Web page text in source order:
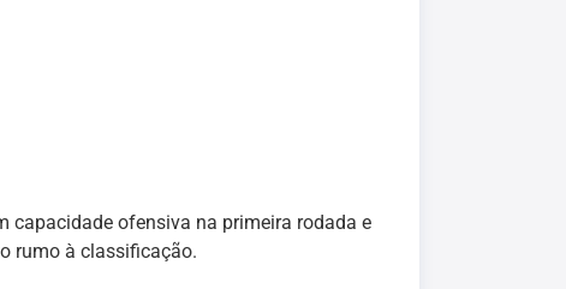
capacidade ofensiva na primeira rodada e
rumo à classificação.